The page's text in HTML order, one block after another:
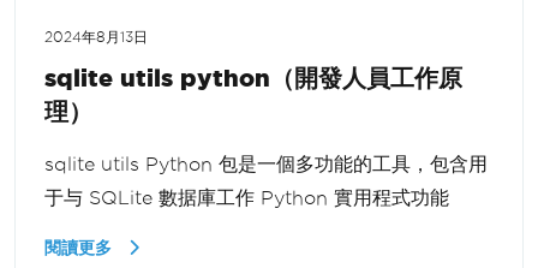
2024年8月13日
sqlite utils python（開發人員工作原
理）
sqlite utils Python 包是一個多功能的工具，包含用
于与 SQLite 數据庫工作 Python 實用程式功能
閱讀更多